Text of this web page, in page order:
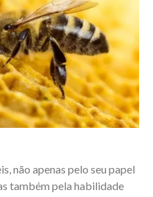
não apenas pelo seu papel
também pela habilidade